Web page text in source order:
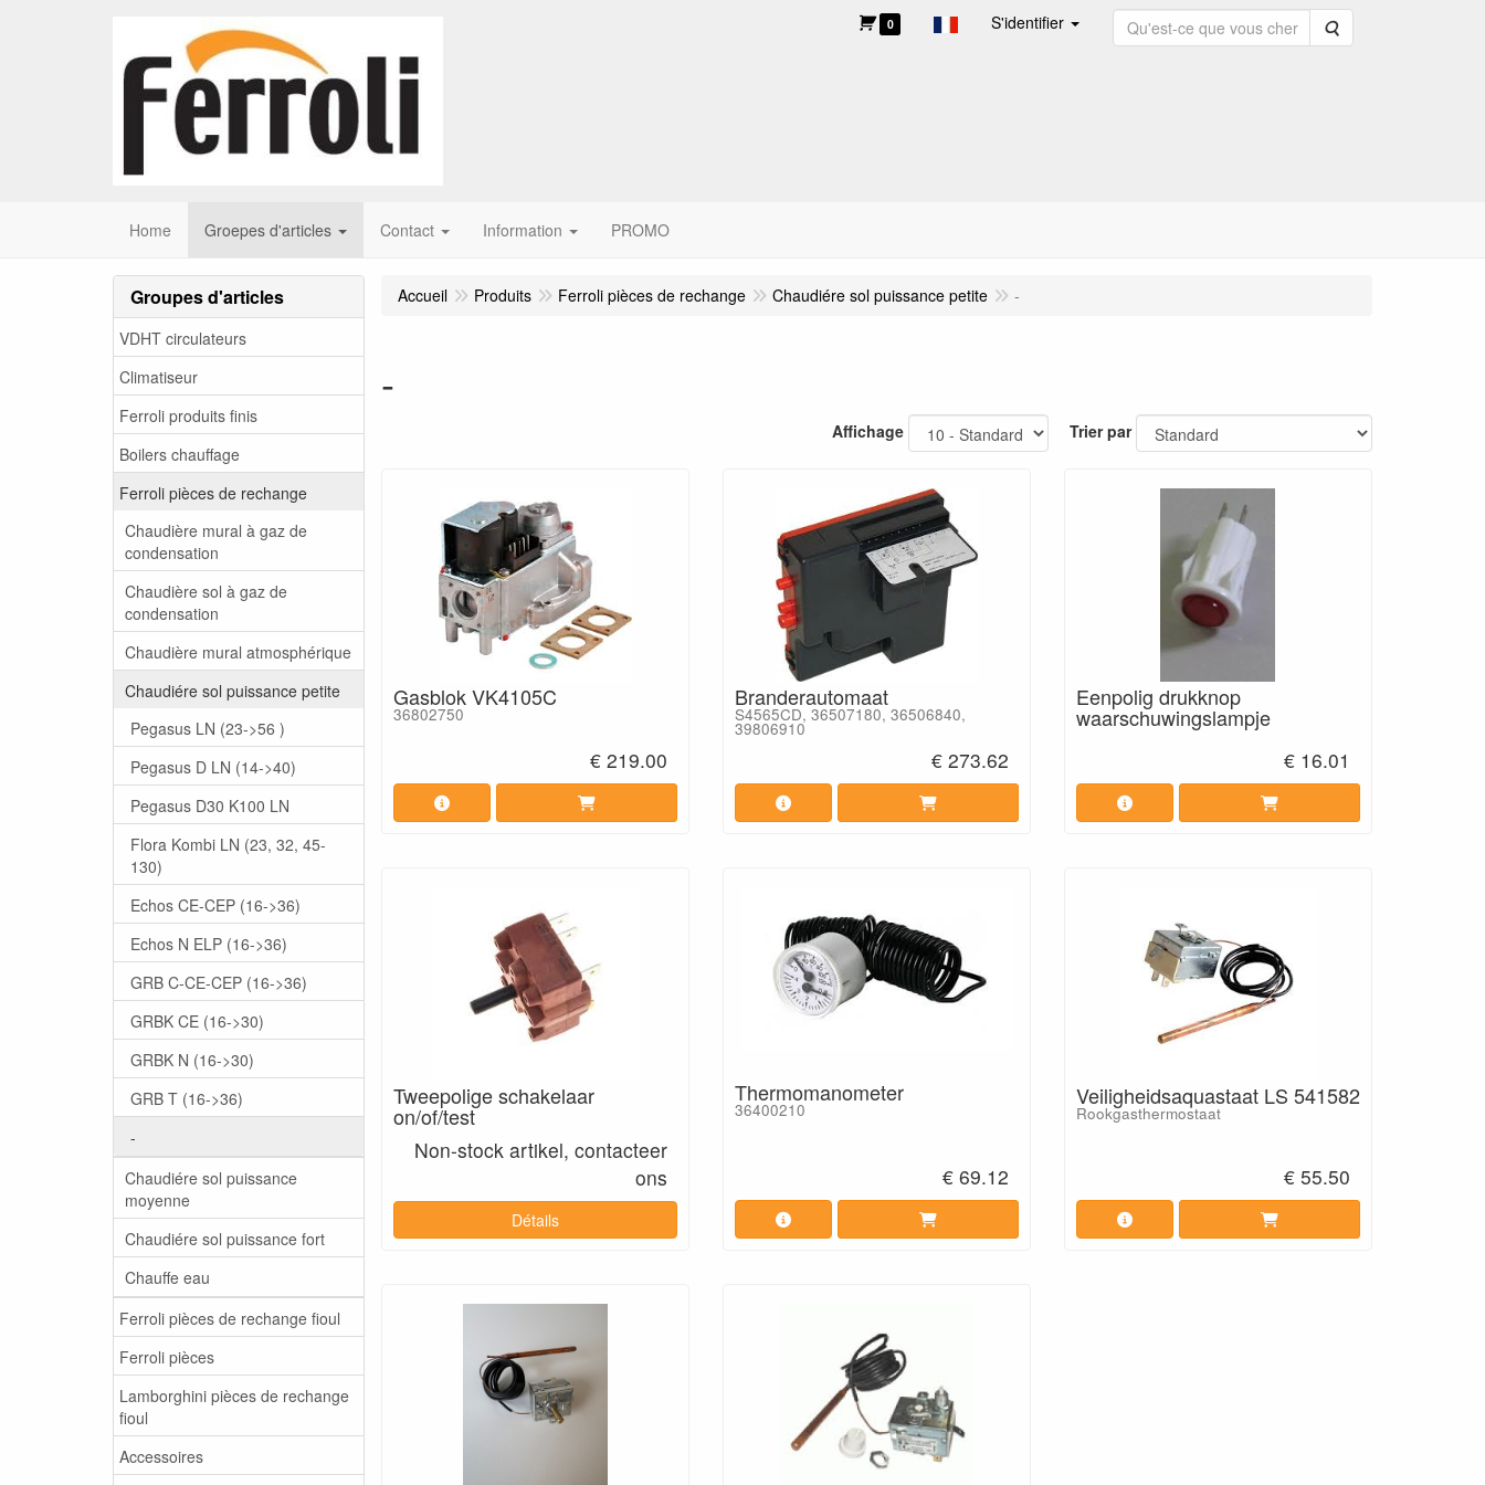
0 S'identifier Rechercher
Home Groepes d'articles Contact Information PROMO
Groupes d'articles
VDHT circulateurs
Climatiseur
Ferroli produits finis
Boilers chauffage
Ferroli pièces de rechange
Chaudière mural à gaz de
condensation
Chaudière sol à gaz de
condensation
Chaudière mural atmosphérique
Chaudiére sol puissance petite
Pegasus LN (23->56 )
Pegasus D LN (14->40)
Pegasus D30 K100 LN
Flora Kombi LN (23, 32, 45-
130)
Echos CE-CEP (16->36)
Echos N ELP (16->36)
GRB C-CE-CEP (16->36)
GRBK CE (16->30)
GRBK N (16->30)
GRB T (16->36)
-
Chaudiére sol puissance
moyenne
Chaudiére sol puissance fort
Chauffe eau
Ferroli pièces de rechange fioul
Ferroli pièces
Lamborghini pièces de rechange
fioul
Accessoires
Accueil Produits Ferroli pièces de rechange Chaudiére sol puissance petite -
-
Affichage Trier par
Gasblok VK4105C
36802750
€ 219.00
Branderautomaat
S4565CD, 36507180, 36506840,
39806910
€ 273.62
Eenpolig drukknop
waarschuwingslampje
€ 16.01
Tweepolige schakelaar
on/of/test
Non-stock artikel, contacteer
ons
Détails
Thermomanometer
36400210
€ 69.12
Veiligheidsaquastaat LS 541582
Rookgasthermostaat
€ 55.50